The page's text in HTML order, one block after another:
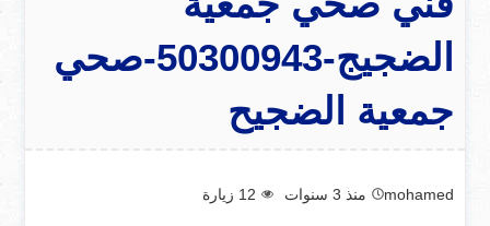
الضجيج-50300943-صحي
جمعية الضجيح
mohamed منذ 3 سنوات 12 زيارة